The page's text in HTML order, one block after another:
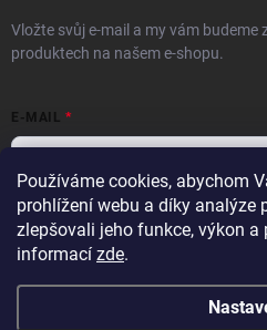
Používáme cookies, abychom
prohlížení webu a díky analýze
zlepšovali jeho funkce, výkon a
informací zde.
Vložte svůj e-mail a my vám
produktech na našem e-shopu.
E-MAIL
Vložením e-mailu souhlasíte s
Přihlásit se